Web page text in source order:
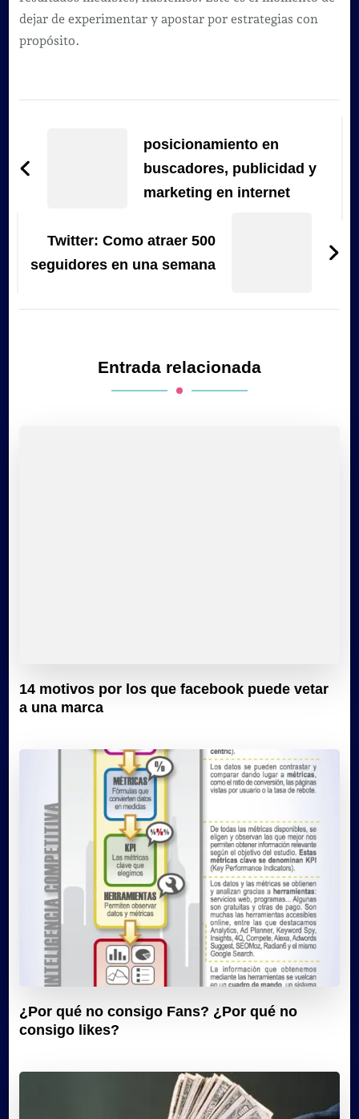
dejar de experimentar y apostar por estrategias con
propósito.
entradas
posicionamiento en
buscadores, publicidad y
marketing en internet
Twitter: Como atraer 500
seguidores en una semana
Entrada relacionada
14 motivos por los que facebook puede vetar
a una marca
¿Por qué no consigo Fans? ¿Por qué no
consigo likes?